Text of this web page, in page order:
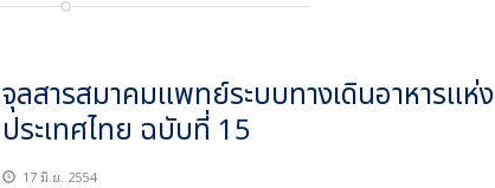
จุลสารสมาคมแพทย์ระบบทางเดินอาหารแห่ง
ประเทศไทย ฉบับที่ 15
17 มิ.ย. 2554